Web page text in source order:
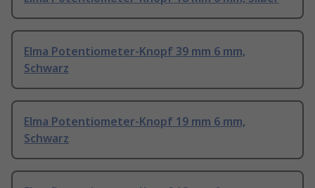
Elma Potentiometer-Knopf 39 mm 6 mm,
Schwarz
Elma Potentiometer-Knopf 19 mm 6 mm,
Schwarz